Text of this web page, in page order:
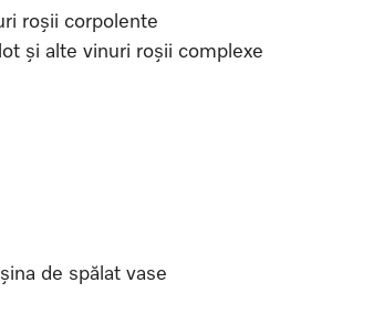
roșii corpolente
și alte vinuri roșii complexe
de spălat vase